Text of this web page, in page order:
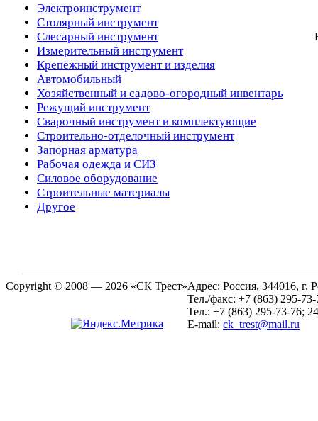
Электроинструмент
Столярный инструмент
Слесарный инструмент
Измерительный инструмент
Крепёжный инструмент и изделия
Автомобильный
Хозяйственный и садово-огородный инвентарь
Режущий инструмент
Сварочный инструмент и комплектующие
Строительно-отделочный инструмент
Запорная арматура
Рабочая одежда и СИЗ
Силовое оборудование
Строительные материалы
Другое
Copyright © 2008 — 2026 «СК Трест»Адрес: Россия, 344016, г.
Тел./факс: +7 (863) 295-73-
Тел.: +7 (863) 295-73-76;
E-mail: ck_trest@mail.ru